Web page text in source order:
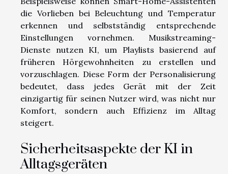
die Vorlieben bei Beleuchtung und Temperatur
erkennen und selbstständig entsprechende
Einstellungen vornehmen. Musikstreaming-
Dienste nutzen KI, um Playlists basierend auf
früheren Hörgewohnheiten zu erstellen und
vorzuschlagen. Diese Form der Personalisierung
bedeutet, dass jedes Gerät mit der Zeit
einzigartig für seinen Nutzer wird, was nicht nur
Komfort, sondern auch Effizienz im Alltag
steigert.
Sicherheitsaspekte der KI in
Alltagsgeräten